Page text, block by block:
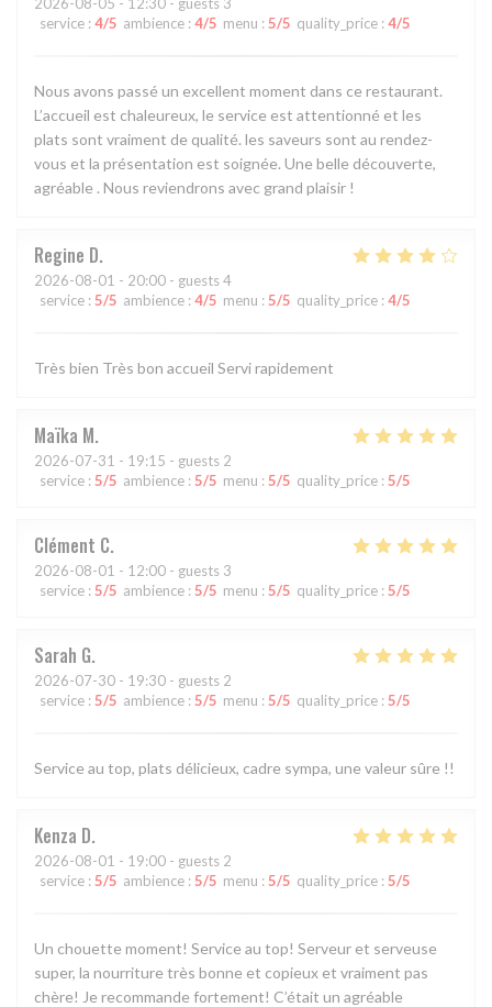
service : 4/5 ambience : 4/5 menu : 5/5 quality_price : 4/5
Nous avons passé un excellent moment dans ce restaurant.
L’accueil est chaleureux, le service est attentionné et les
plats sont vraiment de qualité. les saveurs sont au rendez-
vous et la présentation est soignée. Une belle découverte,
agréable . Nous reviendrons avec grand plaisir !
Regine D
2026-08-01 - 20:00 - guests 4
service : 5/5 ambience : 4/5 menu : 5/5 quality_price : 4/5
Très bien Très bon accueil Servi rapidement
Maïka M
2026-07-31 - 19:15 - guests 2
service : 5/5 ambience : 5/5 menu : 5/5 quality_price : 5/5
Clément C
2026-08-01 - 12:00 - guests 3
service : 5/5 ambience : 5/5 menu : 5/5 quality_price : 5/5
Sarah G
2026-07-30 - 19:30 - guests 2
service : 5/5 ambience : 5/5 menu : 5/5 quality_price : 5/5
Service au top, plats délicieux, cadre sympa, une valeur sûre !!
Kenza D
2026-08-01 - 19:00 - guests 2
service : 5/5 ambience : 5/5 menu : 5/5 quality_price : 5/5
Un chouette moment! Service au top! Serveur et serveuse
super, la nourriture très bonne et copieux et vraiment pas
chère! Je recommande fortement! C’était un agréable